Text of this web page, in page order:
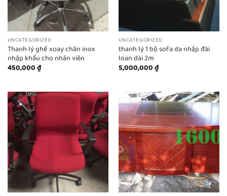
UNCATEGORIZED
Thanh lý ghế xoay chân inox
nhập khẩu cho nhân viên
450,000₫
UNCATEGORIZED
thanh lý 1 bộ sofa da nhập đài
loan dài 2m
5,000,000₫